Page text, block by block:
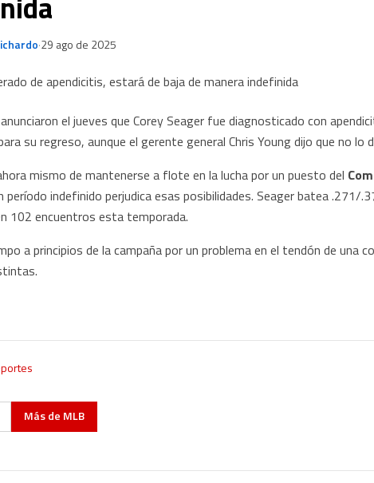
·29 ago de 2025
el jueves que Corey Seager fue diagnosticado con
su regreso, aunque el gerente general Chris Young dijo que no
mismo de mantenerse a flote en la lucha por un puesto del
período indefinido perjudica esas posibilidades. Seager batea .271/
102 encuentros esta temporada.
a principios de la campaña por un problema en el tendón de una
Más de MLB